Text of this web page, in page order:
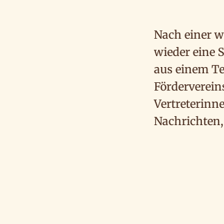
Nach einer
wieder eine
aus einem